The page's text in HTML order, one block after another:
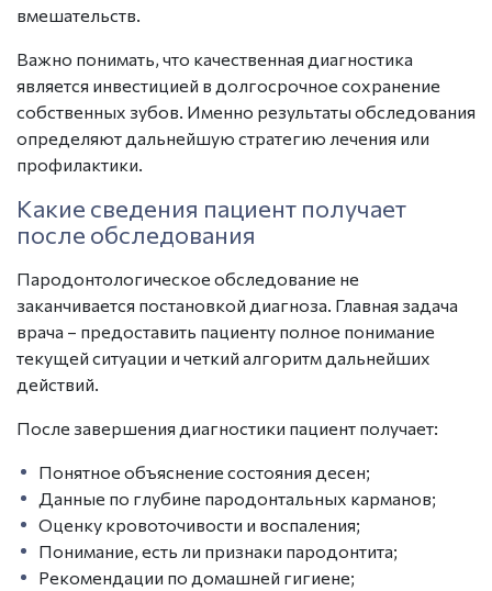
вмешательств.
Важно понимать, что качественная диагностика
является инвестицией в долгосрочное сохранение
собственных зубов. Именно результаты обследования
определяют дальнейшую стратегию лечения или
профилактики.
Какие сведения пациент получает
после обследования
Пародонтологическое обследование не
заканчивается постановкой диагноза. Главная задача
врача – предоставить пациенту полное понимание
текущей ситуации и четкий алгоритм дальнейших
действий.
После завершения диагностики пациент получает:
Понятное объяснение состояния десен;
Данные по глубине пародонтальных карманов;
Оценку кровоточивости и воспаления;
Понимание, есть ли признаки пародонтита;
Рекомендации по домашней гигиене;